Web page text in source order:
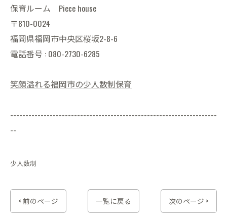
保育ルーム Piece house
〒810-0024
福岡県福岡市中央区桜坂2-8-6
電話番号 : 080-2730-6285
笑顔溢れる福岡市の少人数制保育
--------------------------------------------------------------------
--
少人数制
< 前のページ 一覧に戻る 次のページ >